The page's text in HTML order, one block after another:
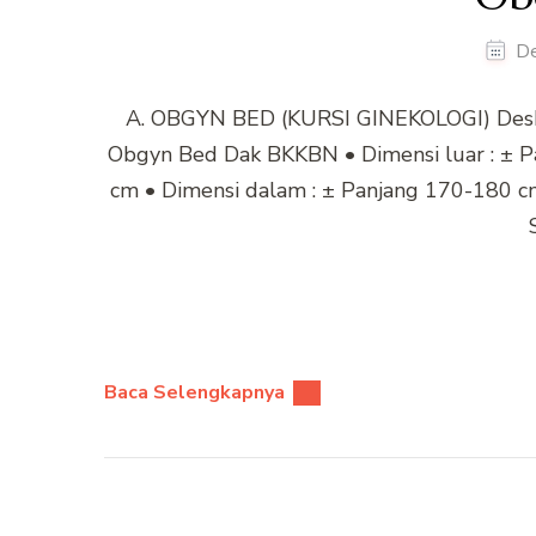
A. OBGYN BED (KURSI GINEKOLOGI)
Obgyn Bed Dak BKKBN • Dimensi luar :
cm • Dimensi dalam : ± Panjang 170-180
Baca Selengkapnya